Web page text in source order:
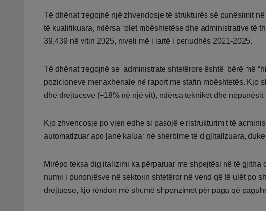
Të dhënat tregojnë një zhvendosje të strukturës së punësimit
të kualifikuara, ndërsa rolet mbështetëse dhe administrative të
39,439 në vitin 2025, niveli më i lartë i periudhës 2021-2025.
Të dhënat tregojnë se administrate shtetërore është bërë më
pozicioneve menaxheriale në raport me stafin mbështetës. Kjo
dhe drejtuesve (+18% në një vit), ndërsa teknikët dhe nëpunësit
Kjo zhvendosje po vjen edhe si pasojë e ristrukturimit të
automatizuar apo janë kaluar në shërbime të digjitalizuara,
Mirëpo teksa digjitalizimi ka përparuar me shpejtësi në të
numri i punonjësve në sektorin shtetëror në vend që të ulët po
drejtuese, kjo rëndon më shumë shpenzimet për paga që